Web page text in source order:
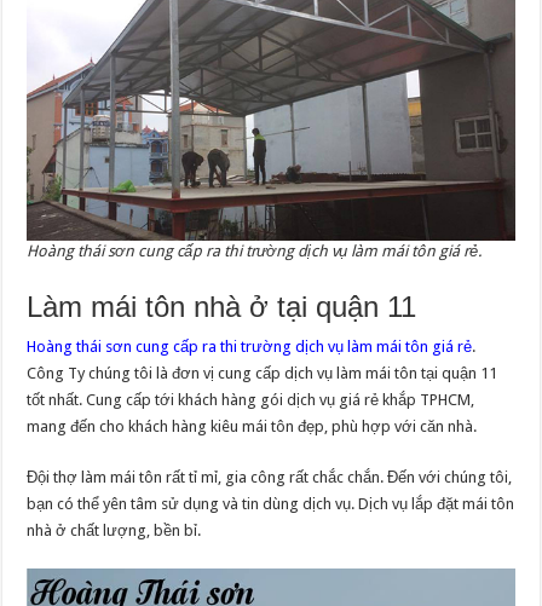
Hoàng thái sơn cung cấp ra thi trường dịch vụ làm mái tôn giá rẻ.
Làm mái tôn nhà ở tại quận 11
Hoàng thái sơn cung cấp ra thi trường dịch vụ làm mái tôn giá rẻ.
Công Ty chúng tôi là đơn vị cung cấp dịch vụ làm mái tôn tại quận 11
tốt nhất. Cung cấp tới khách hàng gói dịch vụ giá rẻ khắp TPHCM,
mang đến cho khách hàng kiêu mái tôn đẹp, phù hợp với căn nhà.
Đội thợ làm mái tôn rất tỉ mỉ, gia công rất chắc chắn. Đến với chúng tôi,
bạn có thể yên tâm sử dụng và tin dùng dịch vụ. Dịch vụ lắp đặt mái tôn
nhà ở chất lượng, bền bỉ.